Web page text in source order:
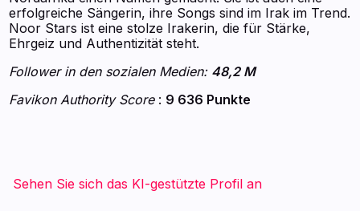
erfolgreiche Sängerin, ihre Songs sind im Irak im Trend.
Noor Stars ist eine stolze Irakerin, die für Stärke,
Ehrgeiz und Authentizität steht.
Follower in den sozialen Medien: 48,2 M
Favikon Authority Score: 9 636 Punkte
Sehen Sie sich das KI-gestützte Profil an